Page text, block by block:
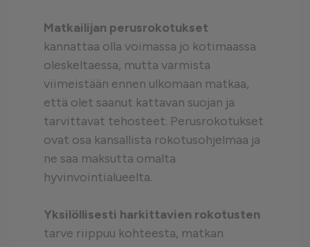
Matkailijan perusrokotukset
kannattaa olla voimassa jo kotimaassa
oleskeltaessa, mutta varmista
viimeistään ennen ulkomaan matkaa,
että olet saanut kattavan suojan ja
tarvittavat tehosteet. Perusrokotukset
ovat osa kansallista rokotusohjelmaa ja
ne saa maksutta omalta
hyvinvointialueelta.
Yksilöllisesti harkittavien rokotusten
tarve riippuu kohteesta, matkan